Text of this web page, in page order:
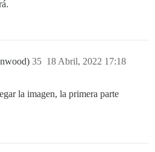
18 Abril, 2022 17:18
35
la imagen, la primera parte